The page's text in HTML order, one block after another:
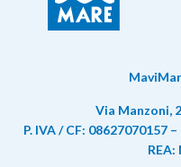
Via Manzoni,
P. IVA / CF: 08627070157
REA: